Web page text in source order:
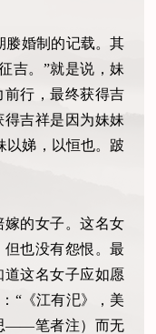
媵婚制的记载。其
吉。”就是说，妹
行，最终获得吉
吉祥是因为妹妹
以娣，以恒也。跛
嫁的女子。这名女
也没有怨恨。最
这名女子应如愿
“《江有汜》，美
——笔者注）而无